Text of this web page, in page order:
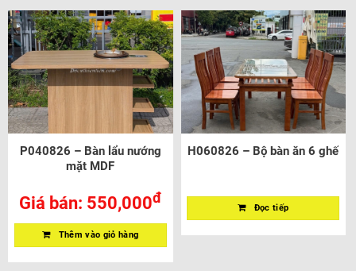
P040826 – Bàn lẩu nướng
mặt MDF
Giá bán: 550,000đ
Thêm vào giỏ hàng
H060826 – Bộ bàn ăn 6 ghế
Đọc tiếp